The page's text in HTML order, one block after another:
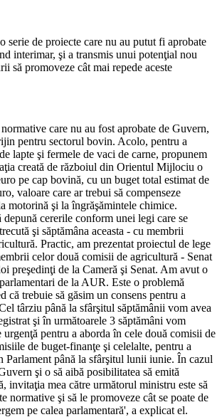
serie de proiecte care nu au putut fi aprobate
interimar, şi a transmis unui potenţial nou
să promoveze cât mai repede aceste
care nu au fost aprobate de Guvern,
pentru sectorul bovin. Acolo, pentru a
lapte şi fermele de vaci de carne, propunem
creată de războiul din Orientul Mijlociu o
pe cap bovină, cu un buget total estimat de
valoare care ar trebui să compenseze
motorină şi la îngrăşămintele chimice.
cererile conform unei legi care se
şi săptămâna aceasta - cu membrii
Practic, am prezentat proiectul de lege
celor două comisii de agricultură - Senat
preşedinţi de la Cameră şi Senat. Am avut o
de la AUR. Este o problemă
că trebuie să găsim un consens pentru a
târziu până la sfârşitul săptămânii vom avea
şi în următoarele 3 săptămâni vom
urgenţă pentru a aborda în cele două comisii de
de buget-finanţe şi celelalte, pentru a
Parlament până la sfârşitul lunii iunie. În cazul
şi o să aibă posibilitatea să emită
invitaţia mea către următorul ministru este să
normative şi să le promoveze cât se poate de
pe calea parlamentară', a explicat el.